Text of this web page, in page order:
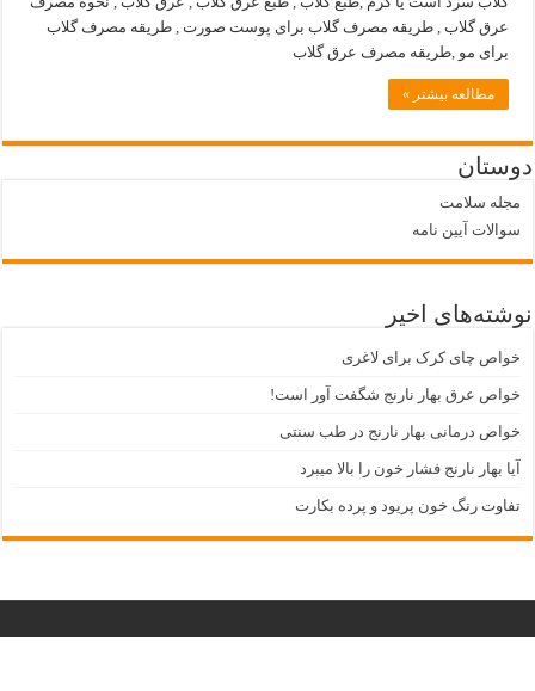
عرق گلاب , طریقه مصرف گلاب برای پوست صورت , طریقه مصرف گلاب
برای مو ,طریقه مصرف عرق گلاب
مطالعه بیشتر »
دوستان
مجله سلامت
سوالات آیین نامه
نوشته‌های اخیر
خواص چای کرک برای لاغری
خواص عرق بهار نارنج شگفت آور است!
خواص درمانی بهار نارنج در طب سنتی
آیا بهار نارنج فشار خون را بالا میبرد
تفاوت رنگ خون پریود و پرده بکارت